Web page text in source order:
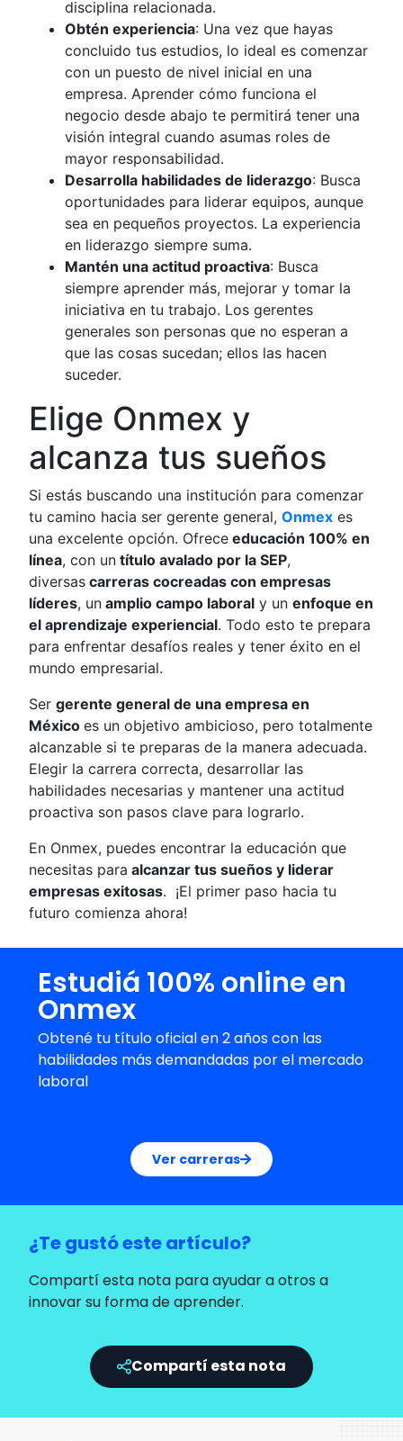
disciplina relacionada.
Obtén experiencia: Una vez que hayas
concluido tus estudios, lo ideal es comenzar
con un puesto de nivel inicial en una
empresa. Aprender cómo funciona el
negocio desde abajo te permitirá tener una
visión integral cuando asumas roles de
mayor responsabilidad.
Desarrolla habilidades de liderazgo: Busca
oportunidades para liderar equipos, aunque
sea en pequeños proyectos. La experiencia
en liderazgo siempre suma.
Mantén una actitud proactiva: Busca
siempre aprender más, mejorar y tomar la
iniciativa en tu trabajo. Los gerentes
generales son personas que no esperan a
que las cosas sucedan; ellos las hacen
suceder.
Elige Onmex y
alcanza tus sueños
Si estás buscando una institución para comenzar
tu camino hacia ser gerente general,Onmex es
una excelente opción. Ofrece educación 100% en
línea, con un título avalado por la SEP,
diversas carreras cocreadas con empresas
líderes, un amplio campo laboral y unenfoque en
el aprendizaje experiencial. Todo esto te prepara
para enfrentar desafíos reales y tener éxito en el
mundo empresarial.
Sergerente general de una empresa en
Méxicoes un objetivo ambicioso, pero totalmente
alcanzable si te preparas de la manera adecuada.
Elegir la carrera correcta, desarrollar las
habilidades necesarias y mantener una actitud
proactiva son pasos clave para lograrlo.
En Onmex, puedes encontrar la educación que
necesitas para alcanzar tus sueños y liderar
empresas exitosas. ¡El primer paso hacia tu
futuro comienza ahora!
Estudiá 100% online en
Onmex
Obtené tu título oficial en 2 años con las
habilidades más demandadas por el mercado
laboral
Ver carreras
¿Te gustó este artículo?
Compartí esta nota para ayudar a otros a
innovar su forma de aprender.
Compartí esta nota